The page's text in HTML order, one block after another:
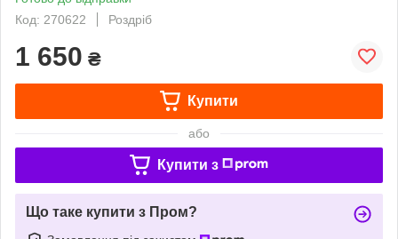
Код: 270622
Роздріб
1 650 ₴
Купити
або
Купити з
Що таке купити з Пром?